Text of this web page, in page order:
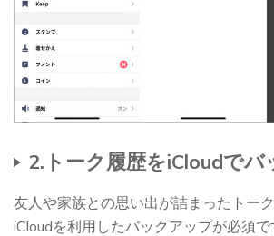
2.トーク履歴をiCloudでバ
友人や家族との思い出が詰まったトー
iCloudを利用したバックアップが必須